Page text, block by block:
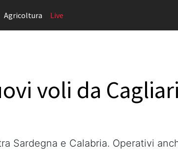
Agricoltura Live
voli da
Sardegna e Calabria. Operativi